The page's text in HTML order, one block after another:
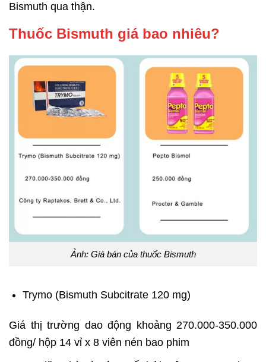
Bismuth qua thận.
Thuốc Bismuth giá bao nhiêu?
Ảnh: Giá bán của thuốc Bismuth
Trymo (Bismuth Subcitrate 120 mg)
Giá thị trường dao động khoảng 270.000-350.000
đồng/ hộp 14 vỉ x 8 viên nén bao phim